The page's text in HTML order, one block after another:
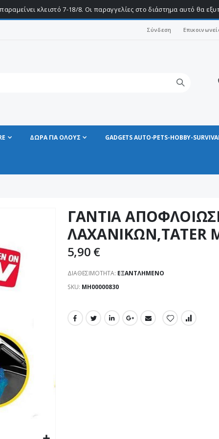
κλειστό 7-18/8. Οι παραγγελίες στο διάστημα αυτό θα
Σύνδεση
ΔΩΡΑ ΓΙΑ ΟΛΟΥΣ GADGETS AUTO-PETS-HOBBY-
ΓΑΝΤΙΑ
ΛΑΧΑΝΙΚΩΝ,TATER
5,90 €
ΔΙΑΘΕΣΙΜΌΤΗΤΑ: ΕΞΑΝΤΛΗΜΈΝΟ
SKU ΜΗ00000830